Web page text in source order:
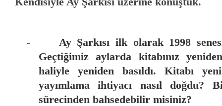
-
Ay Şarkısı ilk olarak 1998
Geçtiğimiz aylarda kitabınız
haliyle yeniden basıldı. Kitabı
yayımlama ihtiyacı nasıl doğdu?
sürecinden bahsedebilir misiniz?